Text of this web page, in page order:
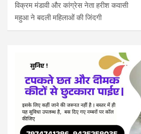
विक्रम मंडावी और कांग्रेस नेता हरीश कवासी
महुआ ने बदली महिलाओं की जिंदगी